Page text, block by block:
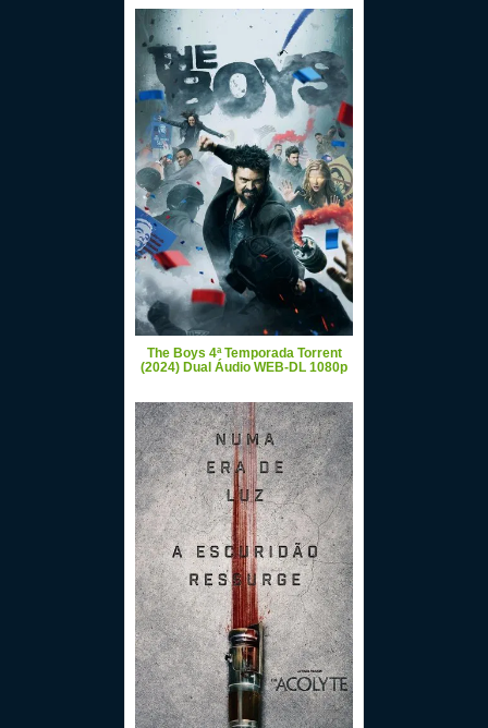
The Boys 4ª Temporada Torrent
(2024) Dual Áudio WEB-DL 1080p